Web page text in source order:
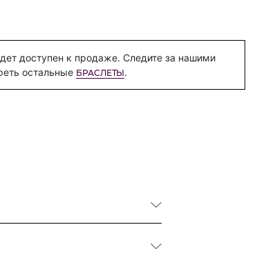
доступен к продаже. Следите за нашими
остальные БРАСЛЕТЫ.